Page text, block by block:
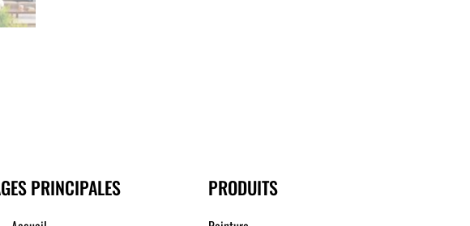
PRINCIPALES PRODUITS